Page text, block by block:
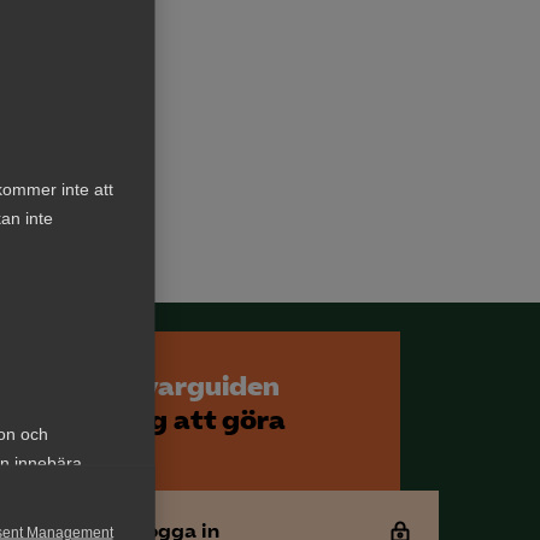
inte att
inte
och
innebära
Management
Sök på almega.se
Press
Arbetsgivarguiden
hjälper dig att göra
rätt
Logga in